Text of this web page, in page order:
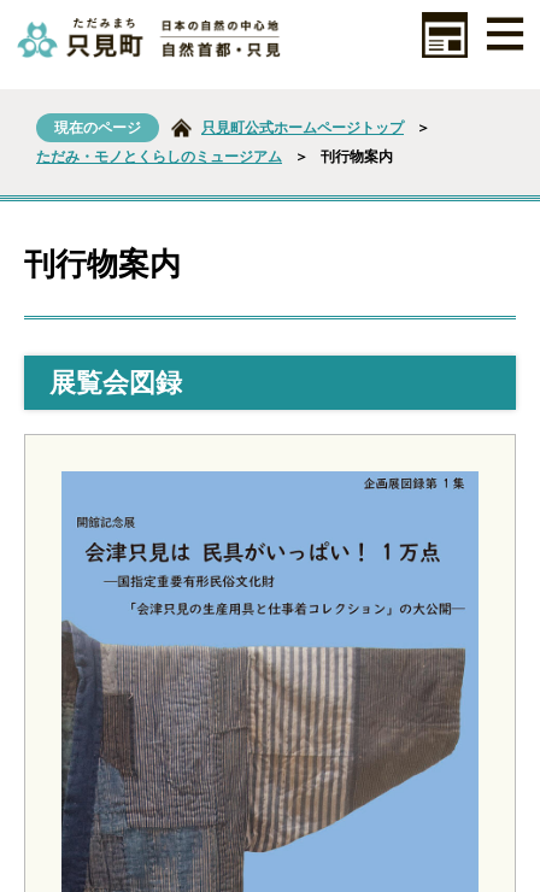
現在のページ 只見町公式ホームページトップ
＞
ただみ・モノとくらしのミュージアム
＞ 刊行物案内
刊行物案内
展覧会図録